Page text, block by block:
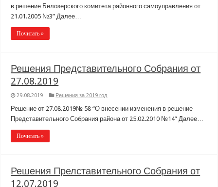
в решение Белозерского комитета районного самоуправления от
21.01.2005 №3” Далее…
Почитать »
Решения Представительного Собрания от
27.08.2019
29.08.2019 Решения за 2019 год
Решение от 27.08.2019№ 58 “О внесении изменения в решение
Представительного Собрания района от 25.02.2010 №14” Далее…
Почитать »
Решения Прелставительного Собрания от
12.07.2019